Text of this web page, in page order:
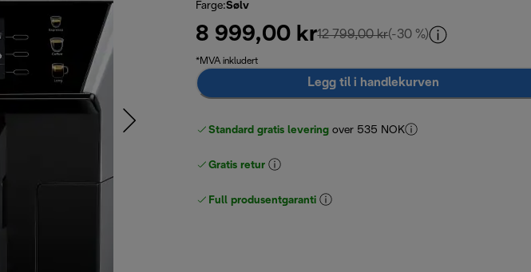
Farge:Sølv
8 999,00 kr12 799,00 kropprinnelig pris 12
(-30 %)
*MVA inkludert
Legg til i handlekurven
Standard gratis levering over 535 NOK
Gratis retur
Full produsentgaranti